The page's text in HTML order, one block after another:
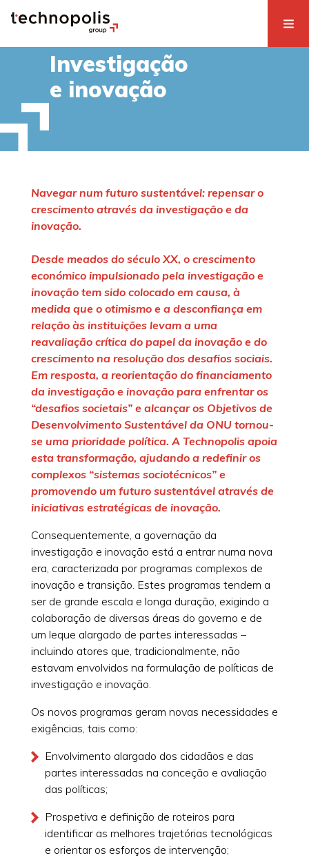
Investigação
e inovação
Navegar num futuro sustentável: repensar o
crescimento através da investigação e da
inovação.
Desde meados do século XX, o crescimento
económico impulsionado pela investigação e
inovação tem sido colocado em causa, à
medida que o otimismo e a desconfiança em
relação às instituições levam a uma
reavaliação crítica do papel da inovação e do
crescimento na resolução dos desafios sociais.
Em resposta, a reorientação do financiamento
da investigação e inovação para enfrentar os
“desafios societais” e alcançar os Objetivos de
Desenvolvimento Sustentável da ONU tornou-
se uma prioridade política. A Technopolis apoia
esta transformação, ajudando a redefinir os
complexos “sistemas sociotécnicos” e
promovendo um futuro sustentável através de
iniciativas estratégicas de inovação.
Consequentemente, a governação da
investigação e inovação está a entrar numa nova
era, caracterizada por programas complexos de
inovação e transição. Estes programas tendem a
ser de grande escala e longa duração, exigindo a
colaboração de diversas áreas do governo e de
um leque alargado de partes interessadas –
incluindo atores que, tradicionalmente, não
estavam envolvidos na formulação de políticas de
investigação e inovação.
Os novos programas geram novas necessidades e
exigências, tais como:
Envolvimento alargado dos cidadãos e das
partes interessadas na conceção e avaliação
das políticas;
Prospetiva e definição de roteiros para
identificar as melhores trajetórias tecnológicas
e orientar os esforços de intervenção;